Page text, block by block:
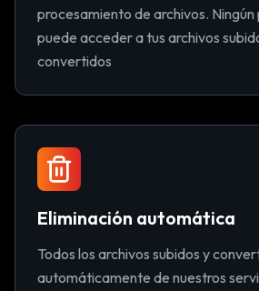
procesamiento de archivos. Ningún
puede acceder a tus archivos
convertidos
Eliminación automática
Todos los archivos subidos y
automáticamente de nuestros